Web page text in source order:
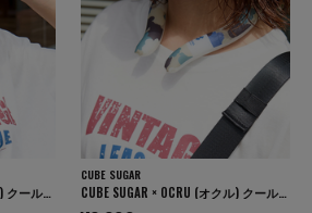
CUBE SUGAR × OCRU (オクル) クールリング
CUBE SUGAR
CUBE SUGAR × OCRU (オクル) クールリング